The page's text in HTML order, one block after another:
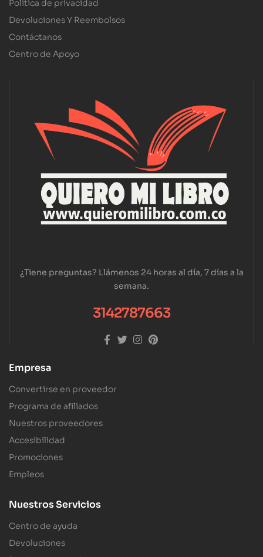
Política de privacidad
Devoluciones Y Reembolsos
Contáctanos
Centro de Apoyo
¿Tiene preguntas? Llámenos 24 horas al día, 7 días a la
semana.
3142787663
Empresa
Convertirse en proveedor
Programa de afiliados
Nuestros proveedores
Accesibilidad
Promociones
Empleos
Nuestros Servicios
Centro de ayuda
Devoluciones